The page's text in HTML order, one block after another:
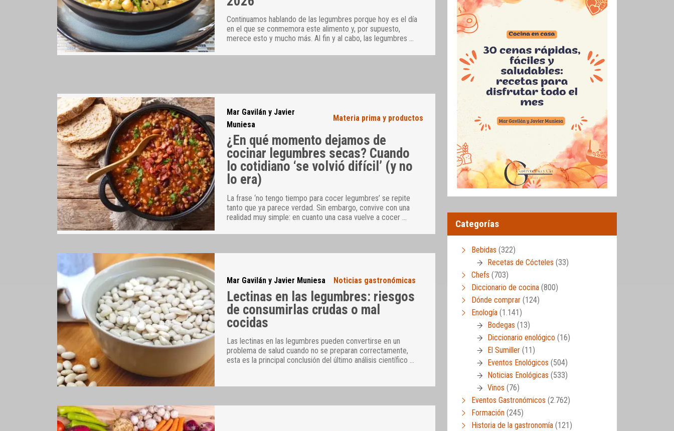
Continuamos hablando de las legumbres porque hoy es el día
en el que se conmemora este alimento y, por supuesto,
merece esto y mucho más. Al fin y al cabo, las legumbres …
Mar Gavilán y Javier
Muniesa
Materia prima y productos
¿En qué momento dejamos de
cocinar legumbres secas? Cuando
lo cotidiano ‘se volvió difícil’ (y no
lo era)
La frase ‘no tengo tiempo para cocer legumbres’ se repite
tanto que ya parece verdad. Sin embargo, convive con una
realidad muy simple: en cuanto una casa vuelve a cocer
Mar Gavilán y Javier Muniesa Noticias gastronómicas
Lectinas en las legumbres: riesgos
de consumirlas crudas o mal
cocidas
Las lectinas en las legumbres pueden convertirse en un
problema de salud cuando no se preparan correctamente,
esta es la principal conclusión del último análisis científico …
Categorías
Bebidas (322)
Recetas de Cócteles (33)
Chefs (703)
Diccionario de cocina (800)
Dónde comprar (124)
Enología (1.141)
Bodegas (13)
Diccionario enológico (16)
El Sumiller (11)
Eventos Enológicos (504)
Noticias Enológicas (533)
Vinos (76)
Eventos Gastronómicos (2.762)
Formación (245)
Historia de la gastronomía (121)